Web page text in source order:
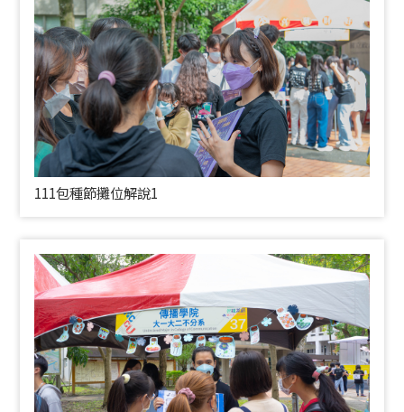
111包種節攤位解說1